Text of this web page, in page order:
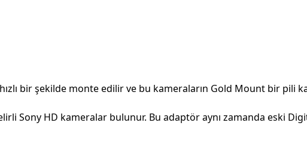
bir şekilde monte edilir ve bu kameraların Gold Mount bir pili
Sony HD kameralar bulunur. Bu adaptör aynı zamanda eski